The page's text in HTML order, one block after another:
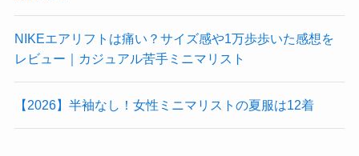
NIKEエアリフトは痛い？サイズ感や1万歩歩いた感想を
レビュー｜カジュアル苦手ミニマリスト
【2026】半袖なし！女性ミニマリストの夏服は12着